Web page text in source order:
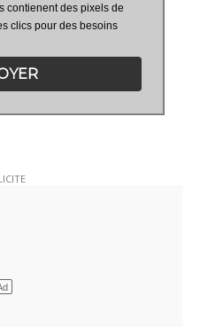
contienent des pixels de
clics pour des besoins